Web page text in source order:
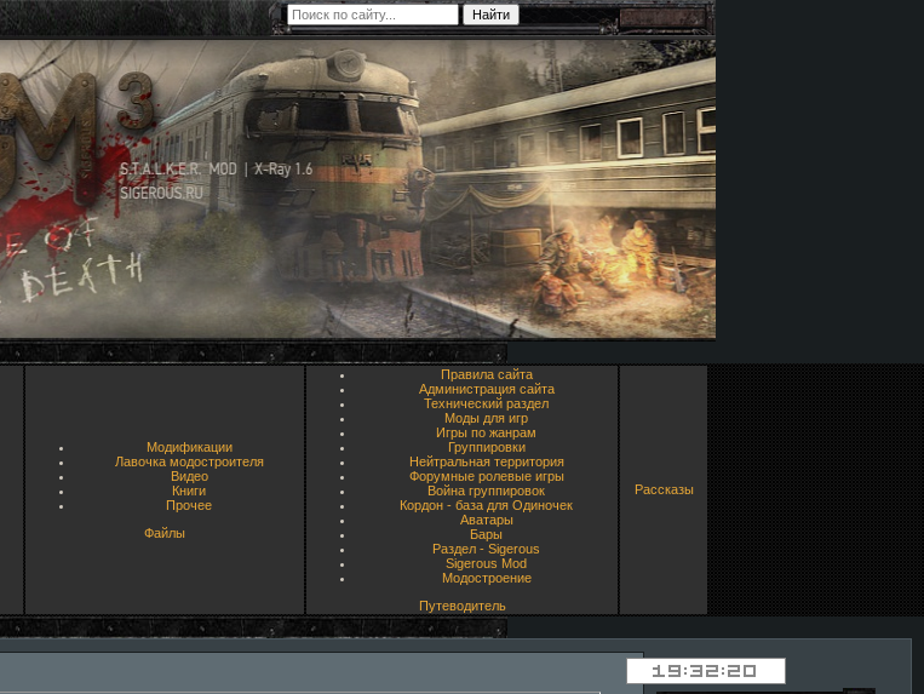
Модификации
Лавочка модостроителя
Видео
Книги
Прочее
Файлы
Правила сайта
Администрация сайта
Технический раздел
Моды для игр
Игры по жанрам
Группировки
Нейтральная территория
Форумные ролевые игры
Война группировок
Кордон - база для Одиночек
Аватары
Бары
Раздел - Sigerous
Sigerous Mod
Модостроение
Путеводитель
Рассказы